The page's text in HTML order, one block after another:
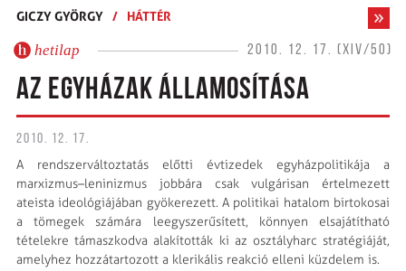
GICZY GYÖRGY / HÁTTÉR
hetilap 2010. 12. 17. (XIV/50)
AZ EGYHÁZAK ÁLLAMOSÍTÁSA
2010. 12. 17.
A rendszerváltoztatás előtti évtizedek egyházpolitikája a
marxizmus–leninizmus jobbára csak vulgárisan értelmezett
ateista ideológiájában gyökerezett. A politikai hatalom birtokosai
a tömegek számára leegyszerűsített, könnyen elsajátítható
tételekre támaszkodva alakították ki az osztályharc stratégiáját,
amelyhez hozzátartozott a klerikális reakció elleni küzdelem is.